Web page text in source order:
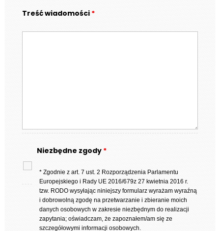
Treść wiadomości *
Niezbędne zgody *
* Zgodnie z art. 7 ust. 2 Rozporządzenia Parlamentu
Europejskiego i Rady UE 2016/679z 27 kwietnia 2016 r.
tzw. RODO wysyłając niniejszy formularz wyrażam wyraźną
i dobrowolną zgodę na przetwarzanie i zbieranie moich
danych osobowych w zakresie niezbędnym do realizacji
zapytania; oświadczam, że zapoznałem/am się ze
szczegółowymi informacji osobowych.